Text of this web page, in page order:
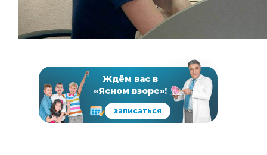
Ждём вас в
«Ясном взоре»!
записаться